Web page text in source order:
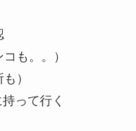
も。。）
）
って行く